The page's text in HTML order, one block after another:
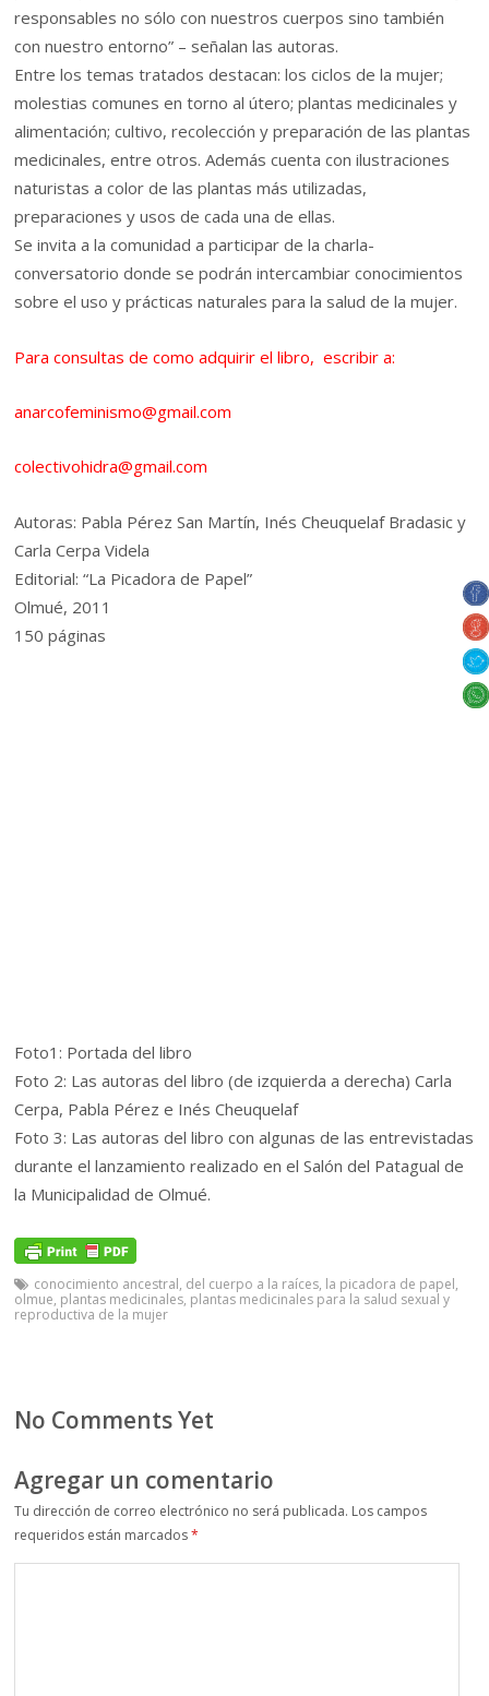
responsables no sólo con nuestros cuerpos sino también
con nuestro entorno” – señalan las autoras.
Entre los temas tratados destacan: los ciclos de la mujer;
molestias comunes en torno al útero; plantas medicinales y
alimentación; cultivo, recolección y preparación de las plantas
medicinales, entre otros. Además cuenta con ilustraciones
naturistas a color de las plantas más utilizadas,
preparaciones y usos de cada una de ellas.
Se invita a la comunidad a participar de la charla-
conversatorio donde se podrán intercambiar conocimientos
sobre el uso y prácticas naturales para la salud de la mujer.
Para consultas de como adquirir el libro, escribir a:
anarcofeminismo@gmail.com
colectivohidra@gmail.com
Autoras: Pabla Pérez San Martín, Inés Cheuquelaf Bradasic y
Carla Cerpa Videla
Editorial: “La Picadora de Papel”
Olmué, 2011
150 páginas
Foto1: Portada del libro
Foto 2: Las autoras del libro (de izquierda a derecha) Carla
Cerpa, Pabla Pérez e Inés Cheuquelaf
Foto 3: Las autoras del libro con algunas de las entrevistadas
durante el lanzamiento realizado en el Salón del Patagual de
la Municipalidad de Olmué.
conocimiento ancestral, del cuerpo a la raíces, la picadora de papel,
olmue, plantas medicinales, plantas medicinales para la salud sexual y
reproductiva de la mujer
No Comments Yet
Agregar un comentario
Tu dirección de correo electrónico no será publicada. Los campos
requeridos están marcados*